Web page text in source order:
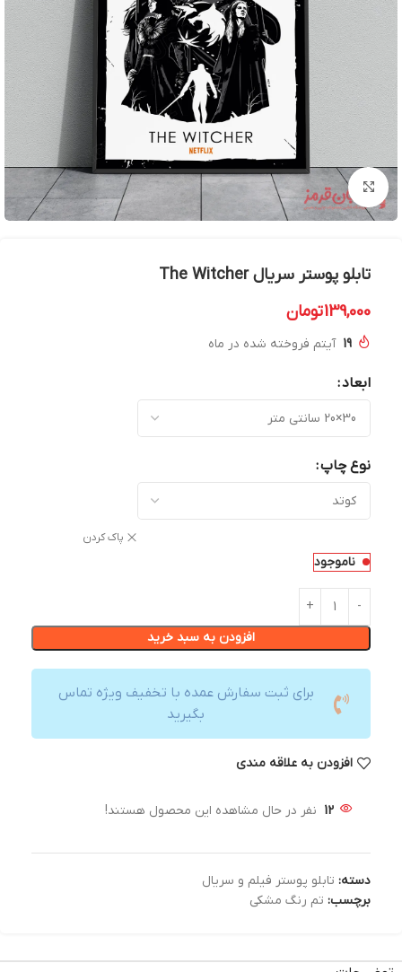
بزرگنمایی تصویر
تابلو پوستر سریال The Witcher
139,000تومان
19 آیتم فروخته شده در ماه
ابعاد
نوع چاپ
پاک کردن
ناموجود
افزودن به سبد خرید
برای ثبت سفارش عمده با تخفیف ویژه تماس
بگیرید
افزودن به علاقه مندی
12 نفر در حال مشاهده این محصول هستند!
دسته: تابلو پوستر فیلم و سریال
برچسب: تم رنگ مشکی